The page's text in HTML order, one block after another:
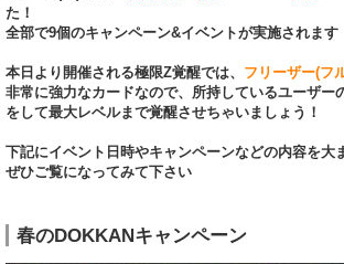
た！
全部で9個のキャンペーン&イベントが実施されます
本日より開催される極限Z覚醒では、 フリーザー(フ
非常に強力なカードなので、所持しているユーザー
をして最大レベルまで覚醒させちゃいましょう！
下記にイベント日時やキャンペーンなどの内容を大
ぜひご覧になってみて下さい
春のDOKKANキャンペーン